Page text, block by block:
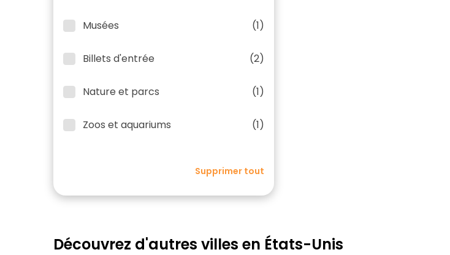
Musées (1)
Billets d'entrée (2)
Nature et parcs (1)
Zoos et aquariums (1)
Supprimer tout
Découvrez d'autres villes en États-Unis